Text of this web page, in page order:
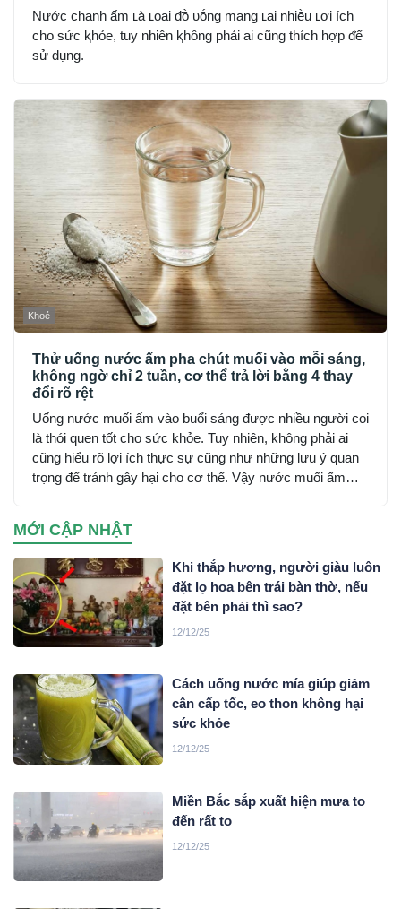
Nước chanh ấm ʟà ʟoại ᵭṑ ᴜṓng mang ʟại nhiḕu ʟợi ích
cho sức ⱪhỏe, tuy nhiên ⱪhȏng phải ai cũng thích hợp ᵭể
sử dụng.
Khoẻ
Thử uống nước ấm pha chút muối vào mỗi sáng,
không ngờ chỉ 2 tuần, cơ thể trả lời bằng 4 thay
đổi rõ rệt
Uống nước muối ấm vào buổi sáng được nhiều người coi
là thói quen tốt cho sức khỏe. Tuy nhiên, không phải ai
cũng hiểu rõ lợi ích thực sự cũng như những lưu ý quan
trọng để tránh gây hại cho cơ thể. Vậy nước muối ấm
MỚI CẬP NHẬT
Khi thắp hương, người giàu luôn
đặt lọ hoa bên trái bàn thờ, nếu
đặt bên phải thì sao?
12/12/25
Cách uống nước mía giúp giảm
cân cấp tốc, eo thon không hại
sức khỏe
12/12/25
Miền Bắc sắp xuất hiện mưa to
đến rất to
12/12/25